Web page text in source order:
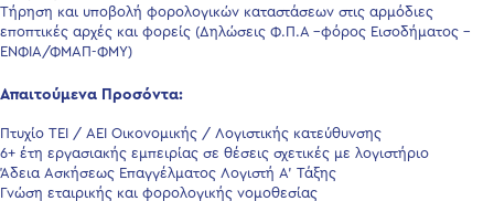
Τήρηση και υποβολή φορολογικών καταστάσεων στις αρμόδιες
εποπτικές αρχές και φορείς (Δηλώσεις Φ.Π.Α –φόρος Εισοδήματος –
ΕΝΦΙΑ/ΦΜΑΠ-ΦΜΥ)
Απαιτούμενα Προσόντα:
Πτυχίο ΤΕΙ / ΑΕΙ Οικονομικής / Λογιστικής κατεύθυνσης
6+ έτη εργασιακής εμπειρίας σε θέσεις σχετικές με λογιστήριο
Άδεια Ασκήσεως Επαγγέλματος Λογιστή Α’ Τάξης
Γνώση εταιρικής και φορολογικής νομοθεσίας